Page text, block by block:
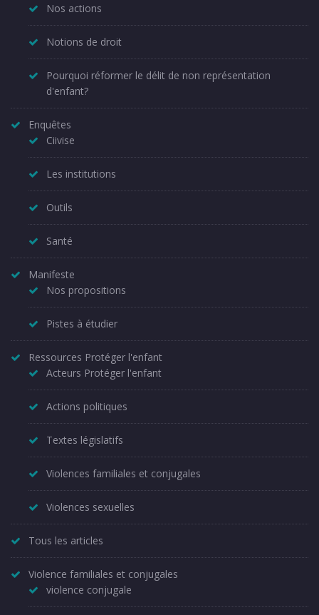
Nos actions
Notions de droit
Pourquoi réformer le délit de non représentation
d'enfant?
Enquêtes
Ciivise
Les institutions
Outils
Santé
Manifeste
Nos propositions
Pistes à étudier
Ressources Protéger l'enfant
Acteurs Protéger l'enfant
Actions politiques
Textes législatifs
Violences familiales et conjugales
Violences sexuelles
Tous les articles
Violence familiales et conjugales
violence conjugale